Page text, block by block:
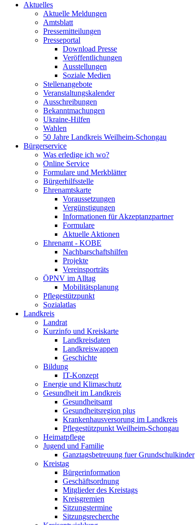
Aktuelles
Aktuelle Meldungen
Amtsblatt
Pressemitteilungen
Presseportal
Download Presse
Veröffentlichungen
Ausstellungen
Soziale Medien
Stellenangebote
Veranstaltungskalender
Ausschreibungen
Bekanntmachungen
Ukraine-Hilfen
Wahlen
50 Jahre Landkreis Weilheim-Schongau
Bürgerservice
Was erledige ich wo?
Online Service
Formulare und Merkblätter
Bürgerhilfsstelle
Ehrenamtskarte
Voraussetzungen
Vergünstigungen
Informationen für Akzeptanzpartner
Formulare
Aktuelle Aktionen
Ehrenamt - KOBE
Nachbarschaftshilfen
Projekte
Vereinsporträts
ÖPNV im Alltag
Mobilitätsplanung
Pflegestützpunkt
Sozialatlas
Landkreis
Landrat
Kurzinfo und Kreiskarte
Landkreisdaten
Landkreiswappen
Geschichte
Bildung
IT-Konzept
Energie und Klimaschutz
Gesundheit im Landkreis
Gesundheitsamt
Gesundheitsregion plus
Krankenhausversorung im Landkreis
Pflegestützpunkt Weilheim-Schongau
Heimatpflege
Jugend und Familie
Ganztagsbetreuung fuer Grundschulkinder
Kreistag
Bürgerinformation
Geschäftsordnung
Mitglieder des Kreistags
Kreisgremien
Sitzungstermine
Sitzungsrecherche